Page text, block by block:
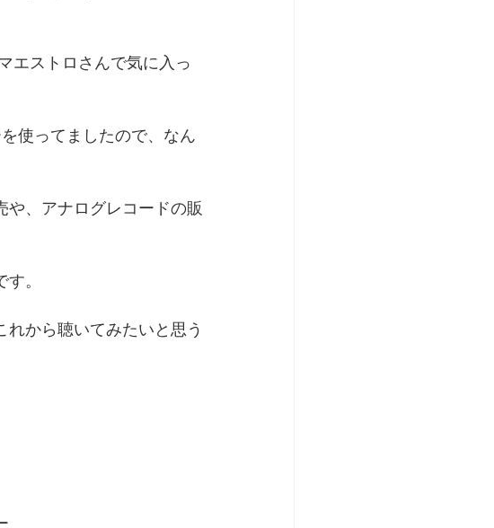
エストロさんで気に入っ
使ってましたので、なん
や、アナログレコードの販
す。
から聴いてみたいと思う